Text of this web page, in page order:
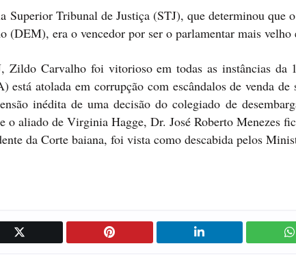
Superior Tribunal de Justiça (STJ), que determinou que
(DEM), era o vencedor por ser o parlamentar mais velho
Zildo Carvalho foi vitorioso em todas as instâncias
está atolada em corrupção com escândalos de venda
inédita de uma decisão do colegiado de
o aliado de Virginia Hagge, Dr. José Roberto Menezes
da Corte baiana, foi vista como descabida pelos